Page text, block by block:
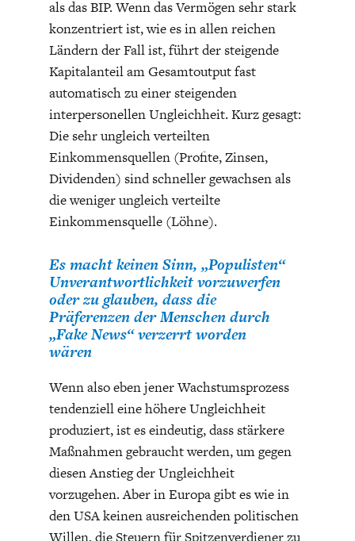
als das BIP. Wenn das Vermögen sehr stark
konzentriert ist, wie es in allen reichen
Ländern der Fall ist, führt der steigende
Kapitalanteil am Gesamtoutput fast
automatisch zu einer steigenden
interpersonellen Ungleichheit. Kurz gesagt:
Die sehr ungleich verteilten
Einkommensquellen (Profite, Zinsen,
Dividenden) sind schneller gewachsen als
die weniger ungleich verteilte
Einkommensquelle (Löhne).
Es macht keinen Sinn, „Populisten“
Unverantwortlichkeit vorzuwerfen
oder zu glauben, dass die
Präferenzen der Menschen durch
„Fake News“ verzerrt worden
wären
Wenn also eben jener Wachstumsprozess
tendenziell eine höhere Ungleichheit
produziert, ist es eindeutig, dass stärkere
Maßnahmen gebraucht werden, um gegen
diesen Anstieg der Ungleichheit
vorzugehen. Aber in Europa gibt es wie in
den USA keinen ausreichenden politischen
Willen, die Steuern für Spitzenverdiener zu